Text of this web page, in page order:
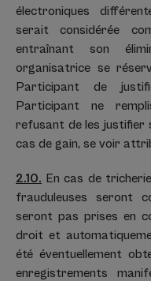
électroniques
serait considérée
entraînant son
organisatrice se
Participant de
Participant ne
refusant de les justifier
cas de gain, se voir
2.10. En cas de
frauduleuses seront
seront pas prises en
droit et
été éventuellement
enregistrements